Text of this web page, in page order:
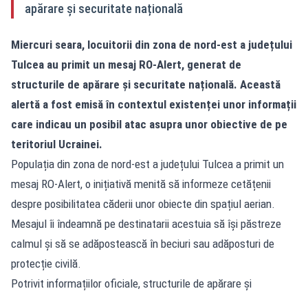
apărare și securitate națională
Miercuri seara, locuitorii din zona de nord-est a județului
Tulcea au primit un mesaj RO-Alert, generat de
structurile de apărare și securitate națională. Această
alertă a fost emisă în contextul existenței unor informații
care indicau un posibil atac asupra unor obiective de pe
teritoriul Ucrainei.
Populația din zona de nord-est a județului Tulcea a primit un
mesaj RO-Alert, o inițiativă menită să informeze cetățenii
despre posibilitatea căderii unor obiecte din spațiul aerian.
Mesajul îi îndeamnă pe destinatarii acestuia să își păstreze
calmul și să se adăpostească în beciuri sau adăposturi de
protecție civilă.
Potrivit informațiilor oficiale, structurile de apărare și